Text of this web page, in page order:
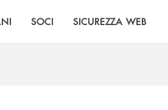
SOCI SICUREZZA WEB